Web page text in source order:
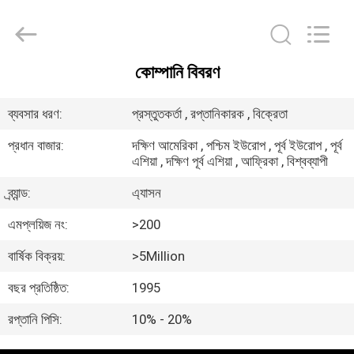
পণ্য
আমাদের
সম্পর্কে
কারখানা
ভ্রমণ
মান
Technology
কোম্পানি বিবরণ
ব্যবসার ধরণ:
প্রস্তুতকর্তা , রপ্তানিকারক , বিক্রেতা
প্রধান বাজার:
দক্ষিণ আমেরিকা , পশ্চিম ইউরোপ , পূর্ব ইউরোপ , পূর্ব
এশিয়া , দক্ষিণ পূর্ব এশিয়া , আফ্রিকা , বিশ্বব্যাপী
ব্র্যান্ড:
এ্যাসন
এমপ্লয়িজ নং:
>200
বার্ষিক বিক্রয়:
>5Million
বছর প্রতিষ্ঠিত:
1995
রপ্তানি পিসি:
10% - 20%